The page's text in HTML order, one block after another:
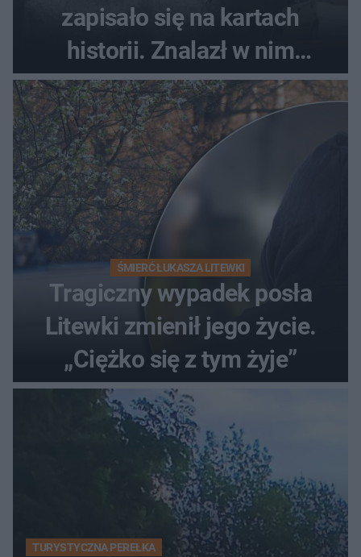
zapisało się na kartach
historii. Znalazł w nim
schronienie Napoleon
Bonaparte
ŚMIERĆ ŁUKASZA LITEWKI
Tragiczny wypadek posła
Litewki zmienił jego życie.
„Ciężko się z tym żyje”
TURYSTYCZNA PEREŁKA